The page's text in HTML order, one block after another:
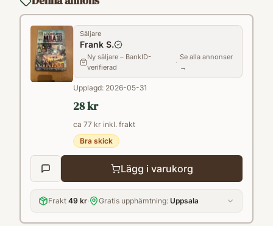
Format
Inbunden
Säljare
Frank S.
Ny säljare – BankID-
verifierad
·
Se alla annonser
→
Upplagd: 2026-05-31
28 kr
ca 77 kr inkl. frakt
Bra skick
Lägg i varukorg
Frakt 49 kr· Gratis upphämtning: Uppsala